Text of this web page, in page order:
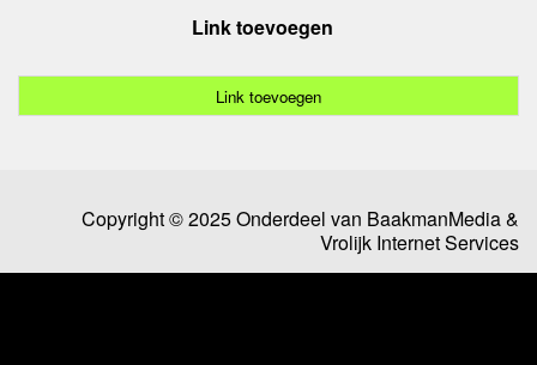
Link toevoegen
Link toevoegen
Copyright © 2025 Onderdeel van BaakmanMedia&
Vrolijk Internet Services